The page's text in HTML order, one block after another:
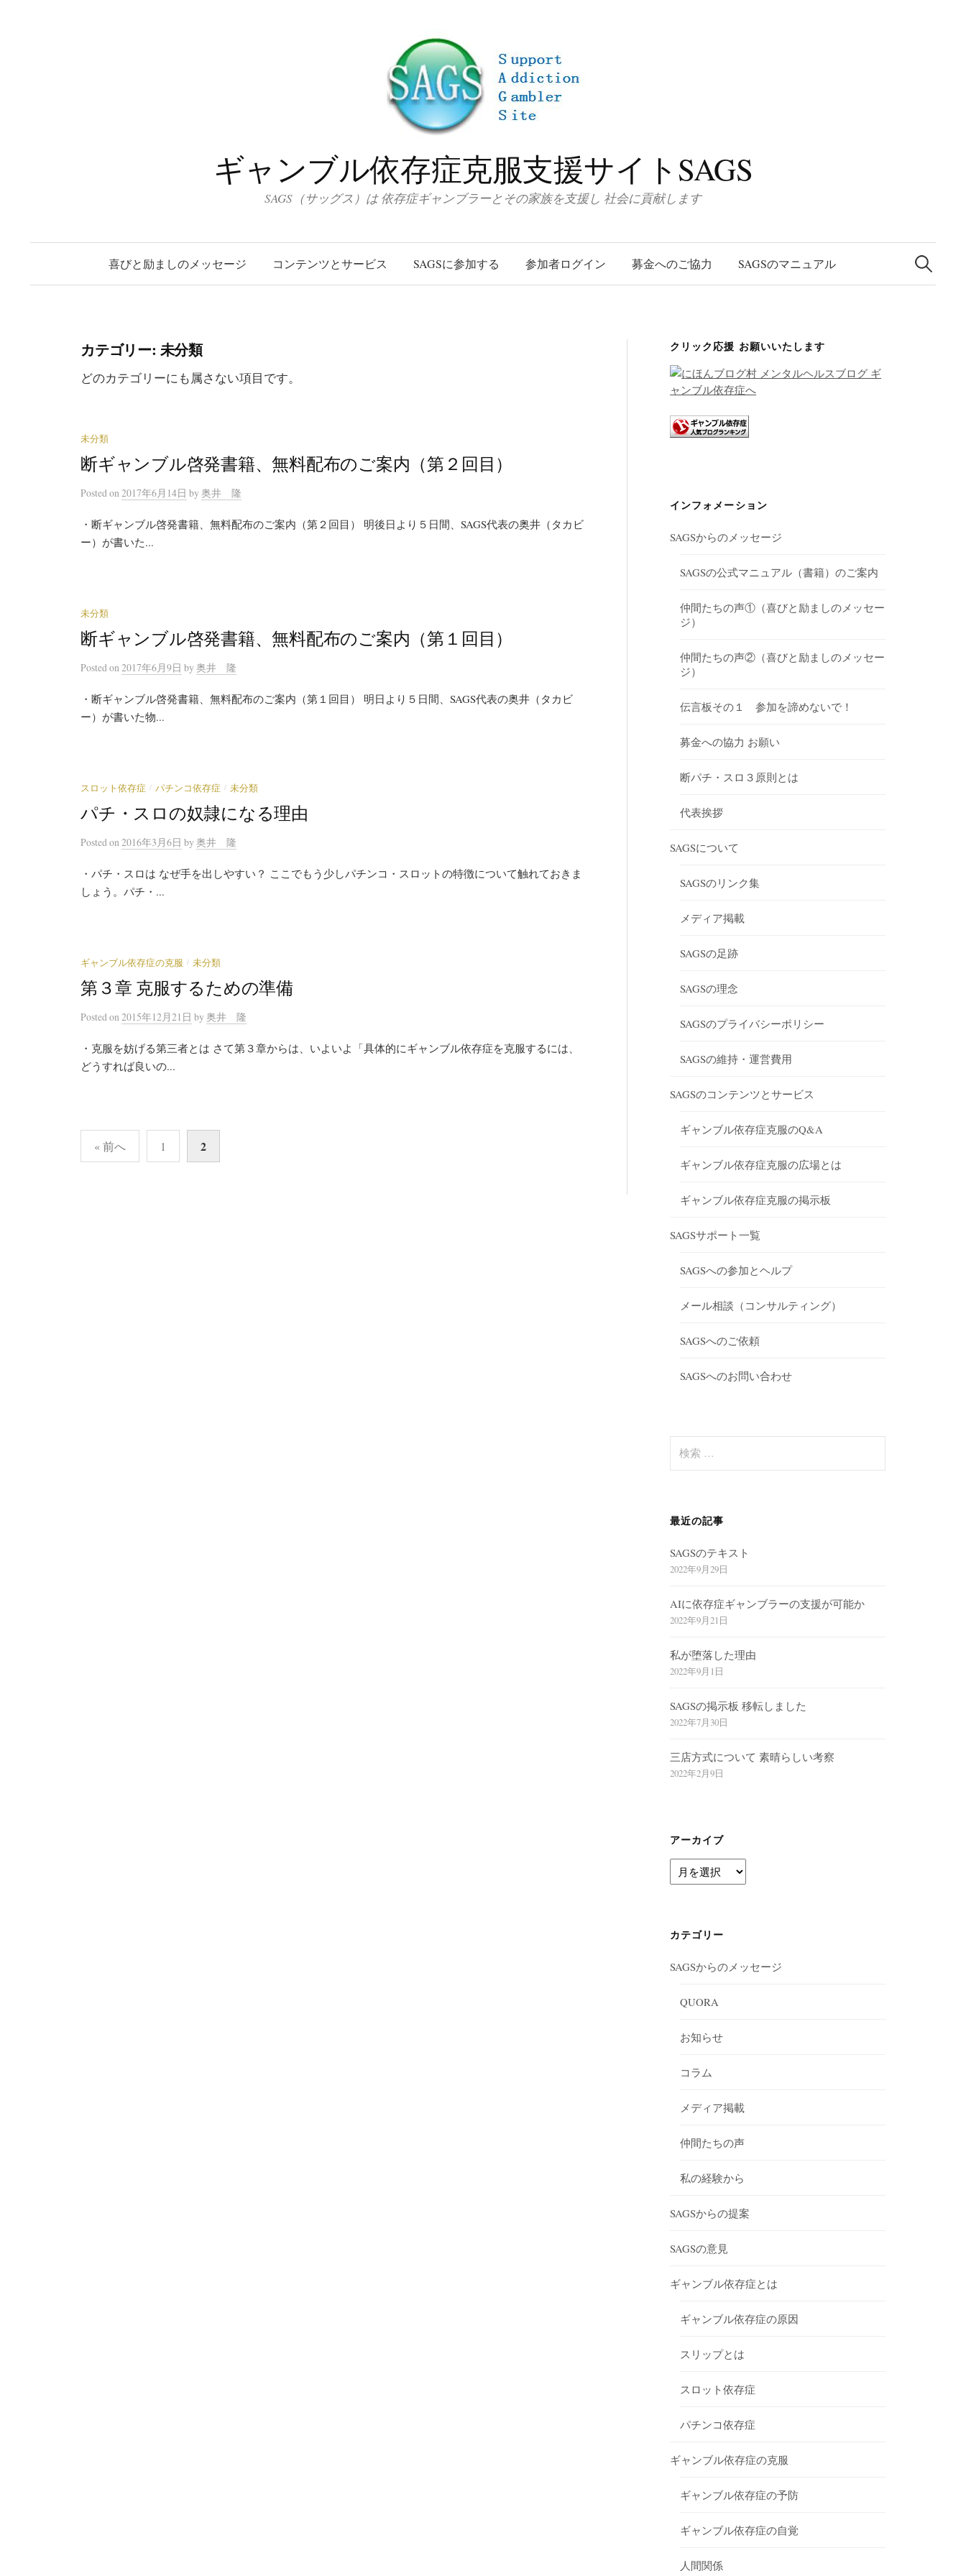
ギャンブル依存症克服支援サイトSAGS
SAGS（サッグス）は 依存症ギャンブラーとその家族を支援し 社会に貢献します
喜びと励ましのメッセージ コンテンツとサービス SAGSに参加する 参加者ログイン 募金へのご協力 SAGSのマニュアル 索
カテゴリー: 未分類
どのカテゴリーにも属さない項目です。
未分類
断ギャンブル啓発書籍、無料配布のご案内（第２回目）
Postedon 2017年6月14日 by 奥井 隆
・断ギャンブル啓発書籍、無料配布のご案内（第２回目） 明後日より５日間、SAGS代表の奥井（タカビ
ー）が書いた...
未分類
断ギャンブル啓発書籍、無料配布のご案内（第１回目）
Postedon 2017年6月9日 by 奥井 隆
・断ギャンブル啓発書籍、無料配布のご案内（第１回目） 明日より５日間、SAGS代表の奥井（タカビ
ー）が書いた物...
スロット依存症 / パチンコ依存症 / 未分類
パチ・スロの奴隷になる理由
Postedon 2016年3月6日 by 奥井 隆
・パチ・スロは なぜ手を出しやすい？ ここでもう少しパチンコ・スロットの特徴について触れておきま
しょう。パチ・...
ギャンブル依存症の克服 / 未分類
第３章 克服するための準備
Postedon 2015年12月21日 by 奥井 隆
・克服を妨げる第三者とは さて第３章からは、いよいよ「具体的にギャンブル依存症を克服するには、
どうすれば良いの...
« 前へ 1 2
クリック応援 お願いいたします
インフォメーション
SAGSからのメッセージ
SAGSの公式マニュアル（書籍）のご案内
仲間たちの声①（喜びと励ましのメッセー
ジ）
仲間たちの声②（喜びと励ましのメッセー
ジ）
伝言板その１ 参加を諦めないで！
募金への協力 お願い
断パチ・スロ３原則とは
代表挨拶
SAGSについて
SAGSのリンク集
メディア掲載
SAGSの足跡
SAGSの理念
SAGSのプライバシーポリシー
SAGSの維持・運営費用
SAGSのコンテンツとサービス
ギャンブル依存症克服のQ&A
ギャンブル依存症克服の広場とは
ギャンブル依存症克服の掲示板
SAGSサポート一覧
SAGSへの参加とヘルプ
メール相談（コンサルティング）
SAGSへのご依頼
SAGSへのお問い合わせ
索
最近の記事
SAGSのテキスト
2022年9月29日
AIに依存症ギャンブラーの支援が可能か
2022年9月21日
私が堕落した理由
2022年9月1日
SAGSの掲示板 移転しました
2022年7月30日
三店方式について 素晴らしい考察
2022年2月9日
アーカイブ
ア
ー
ブ
カテゴリー
SAGSからのメッセージ
QUORA
お知らせ
コラム
メディア掲載
仲間たちの声
私の経験から
SAGSからの提案
SAGSの意見
ギャンブル依存症とは
ギャンブル依存症の原因
スリップとは
スロット依存症
パチンコ依存症
ギャンブル依存症の克服
ギャンブル依存症の予防
ギャンブル依存症の自覚
人間関係